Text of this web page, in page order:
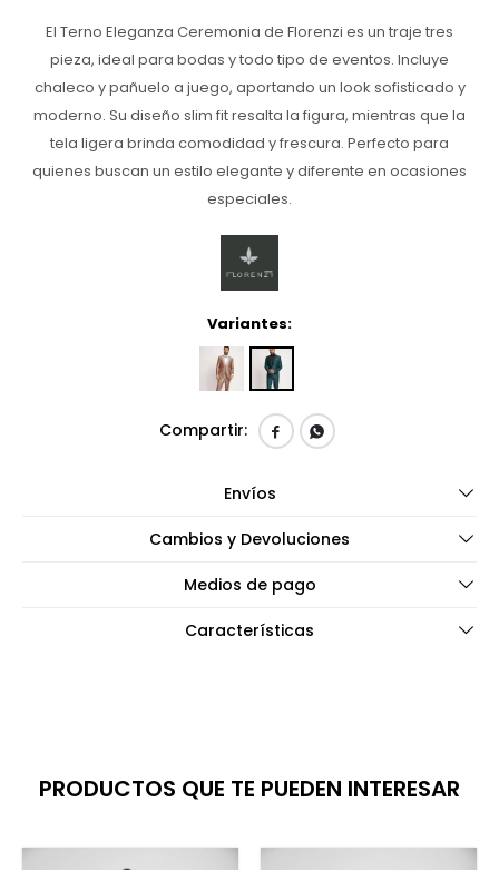
El Terno Eleganza Ceremonia de Florenzi es un traje tres
pieza, ideal para bodas y todo tipo de eventos. Incluye
chaleco y pañuelo a juego, aportando un look sofisticado y
moderno. Su diseño slim fit resalta la figura, mientras que la
tela ligera brinda comodidad y frescura. Perfecto para
quienes buscan un estilo elegante y diferente en ocasiones
especiales.
Variantes:
 
Envíos
Cambios y Devoluciones
Medios de pago
Características
PRODUCTOS QUE TE PUEDEN INTERESAR